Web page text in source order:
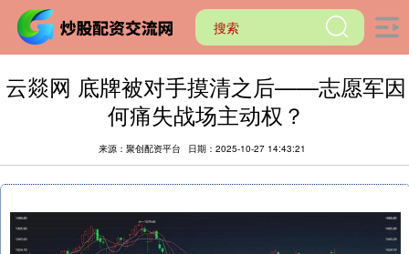
云燚网 底牌被对手摸清之后——志愿军因
何痛失战场主动权？
来源：聚创配资平台 日期：2025-10-27 14:43:21